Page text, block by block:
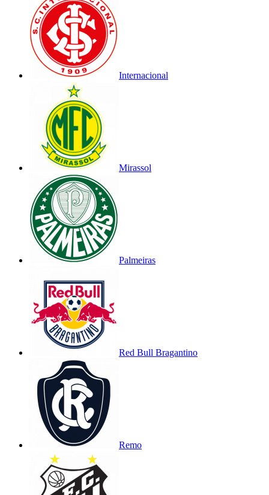
Internacional
Mirassol
Palmeiras
Red Bull Bragantino
Remo